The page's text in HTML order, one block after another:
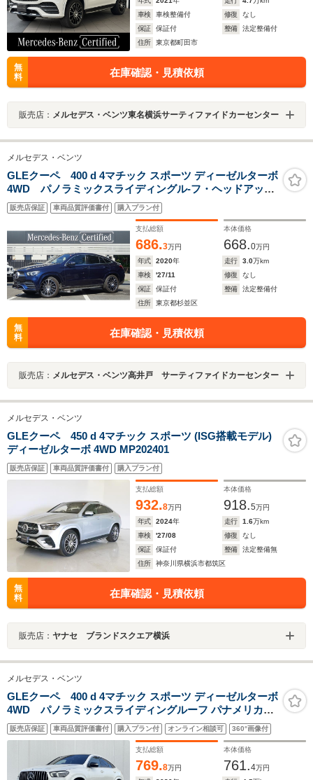
車検
車検整備付 修復
なし
保証
保証付 整備
法定整備付
住所
東京都町田市
無
料
在庫確認・見積依頼
販売店： メルセデス・ベンツ東名横浜サーティファイドカーセンター
メルセデス・ベンツ
GLEクーペ 400 d 4マチック スポーツ ディーゼルターボ
4WD パノラミックスライディングル-フ・ヘッドアップ
ディスプレイ・認定中古車保証
販売店保証 車両品質評価書付 購入プラン付
支払総額
686.3万円
本体価格
668.0万円
年式
2020年 走行 3.0万km
車検
'27/11 修復
なし
保証
保証付 整備
法定整備付
住所
東京都杉並区
無
料
在庫確認・見積依頼
販売店： メルセデス・ベンツ高井戸 サーティファイドカーセンター
メルセデス・ベンツ
GLEクーペ 450 d 4マチック スポーツ (ISG搭載モデル)
ディーゼルターボ 4WD MP202401
販売店保証 車両品質評価書付 購入プラン付
支払総額
932.8万円
本体価格
918.5万円
年式
2024年 走行 1.6万km
車検
'27/08 修復
なし
保証
保証付 整備
法定整備無
住所
神奈川県横浜市都筑区
無
料
在庫確認・見積依頼
販売店： ヤナセ ブランドスクエア横浜
メルセデス・ベンツ
GLEクーペ 400 d 4マチック スポーツ ディーゼルターボ
4WD パノラミックスライディングルーフ パナメリカー
ナグリル US純正オプション22インチAW 純正ナビ フルセ
グTV 全周囲カメラ ブルメスターサウンド エアサス レー
ダーセーフティPKG 電動リアゲート HUD ETC
販売店保証 車両品質評価書付 購入プラン付 オンライン相談可 360°画像付
支払総額
769.8万円
本体価格
761.4万円